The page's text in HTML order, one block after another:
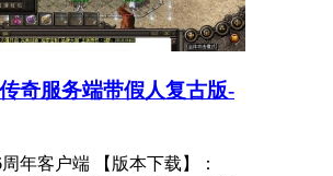
奇服务端带假人复古版-
年客户端 【版本下载】：